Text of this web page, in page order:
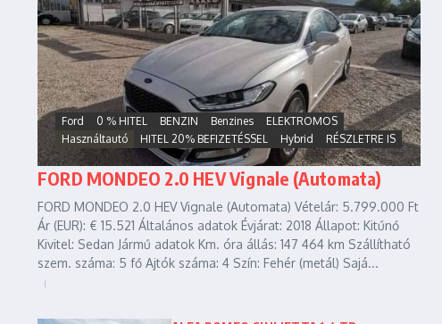
Ford 0 % HITEL BENZIN Benzines
ELEKTROMOS
Használtautó
HITEL 20% BEFIZETÉSSEL Hybrid RÉSZLETRE IS
FORD MONDEO 2.0 HEV Vignale (Automata)
FORD MONDEO 2.0 HEV Vignale (Automata) Vételár: 5.799.000 Ft
Ár (EUR): € 15.521 Általános adatok Évjárat: 2018 Állapot: Kitűnő
Kivitel: Sedan Jármű adatok Km. óra állás: 147 464 km Szállítható
szem. száma: 5 fő Ajtók száma: 4 Szín: Fehér (metál) Sajá...